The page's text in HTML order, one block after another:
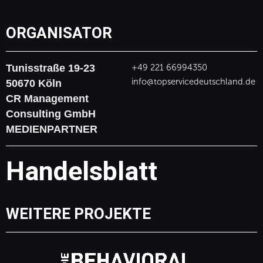
ORGANISATOR
Tunisstraße 19-23
50670 Köln
CR Management
Consulting GmbH
+49 221 66994350
info@topservicedeutschland.de
MEDIENPARTNER
Handelsblatt
WEITERE PROJEKTE